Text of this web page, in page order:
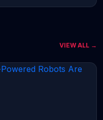
VIEW ALL →